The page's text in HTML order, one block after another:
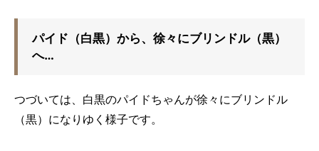
パイド（白黒）から、徐々にブリンドル（黒）
へ…
つづいては、白黒のパイドちゃんが徐々にブリンドル
（黒）になりゆく様子です。